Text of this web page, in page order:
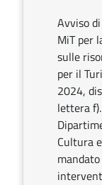
Avviso
MiT per
sulle
per il
2024,
lettera
Cultura